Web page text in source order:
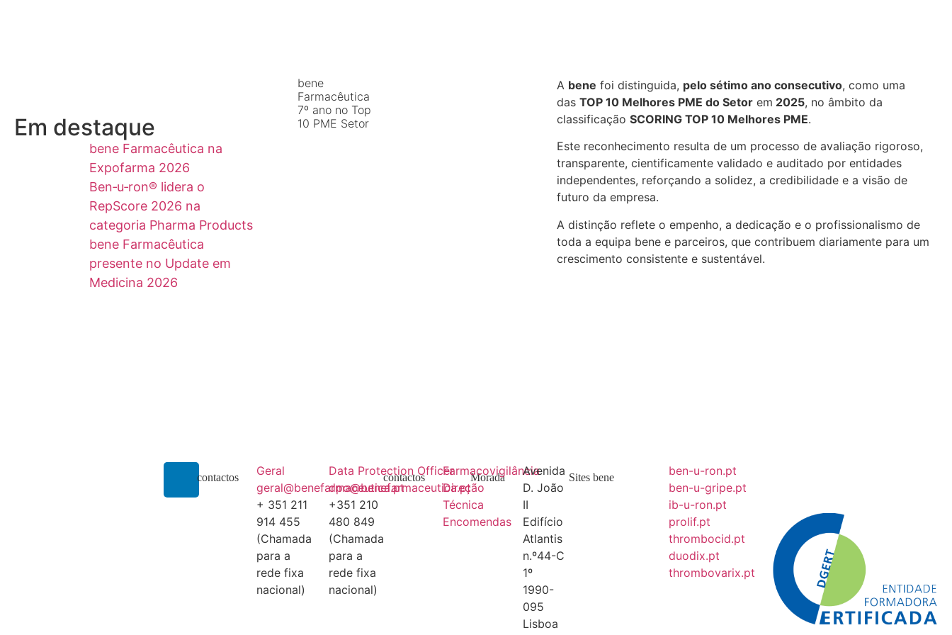
Em destaque
bene Farmacêutica na
Expofarma 2026
Ben‑u‑ron® lidera o
RepScore 2026 na
categoria Pharma Products
bene Farmacêutica
presente no Update em
Medicina 2026
bene
Farmacêutica
7º ano no Top
10 PME Setor
A bene foi distinguida, pelo sétimo ano consecutivo, como uma
das TOP 10 Melhores PME do Setorem 2025, no âmbito da
classificação SCORING TOP 10 Melhores PME.
Este reconhecimento resulta de um processo de avaliação rigoroso,
transparente, cientificamente validado e auditado por entidades
independentes, reforçando a solidez, a credibilidade e a visão de
futuro da empresa.
A distinção reflete o empenho, a dedicação e o profissionalismo de
toda a equipa bene e parceiros, que contribuem diariamente para um
crescimento consistente e sustentável.
contactos
Geral
geral@benefarmaceutica.pt
+ 351 211
914 455
(Chamada
para a
rede fixa
nacional)
Data Protection Officer
dpo@benefarmaceutica.pt
+351 210
480 849
(Chamada
para a
rede fixa
nacional)
contactos
Farmacovigilância
Direção
Técnica
Encomendas
Morada
Avenida
D. João
II
Edifício
Atlantis
n.º44-C
1º
1990-
095
Lisboa
Sites bene
ben-u-ron.pt
ben-u-gripe.pt
ib-u-ron.pt
prolif.pt
thrombocid.pt
duodix.pt
thrombovarix.pt